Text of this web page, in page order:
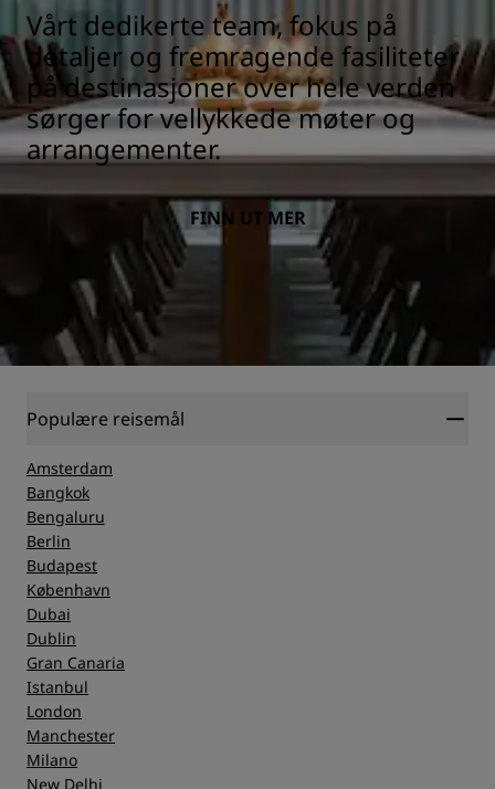
Vårt dedikerte team, fokus på
detaljer og fremragende fasiliteter
på destinasjoner over hele verden
sørger for vellykkede møter og
arrangementer.
FINN UT MER
Populære reisemål
Amsterdam
Bangkok
Bengaluru
Berlin
Budapest
København
Dubai
Dublin
Gran Canaria
Istanbul
London
Manchester
Milano
New Delhi